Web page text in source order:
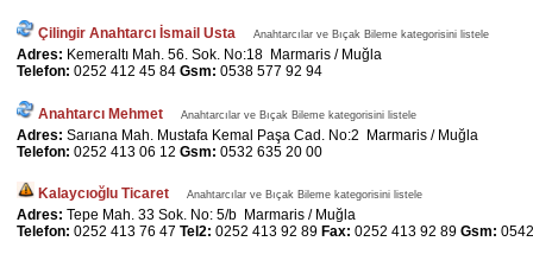
Çilingir Anahtarcı İsmail Usta Anahtarcılar ve Bıçak Bileme kategorisini listele
Adres: Kemeraltı Mah. 56. Sok. No:18 Marmaris / Muğla
Telefon: 0252 412 45 84 Gsm: 0538 577 92 94
Anahtarcı Mehmet Anahtarcılar ve Bıçak Bileme kategorisini listele
Adres: Sarıana Mah. Mustafa Kemal Paşa Cad. No:2 Marmaris / Muğla
Telefon: 0252 413 06 12 Gsm: 0532 635 20 00
Kalaycıoğlu Ticaret Anahtarcılar ve Bıçak Bileme kategorisini listele
Adres: Tepe Mah. 33 Sok. No: 5/b Marmaris / Muğla
Telefon: 0252 413 76 47 Tel2: 0252 413 92 89 Fax: 0252 413 92 89 Gsm: